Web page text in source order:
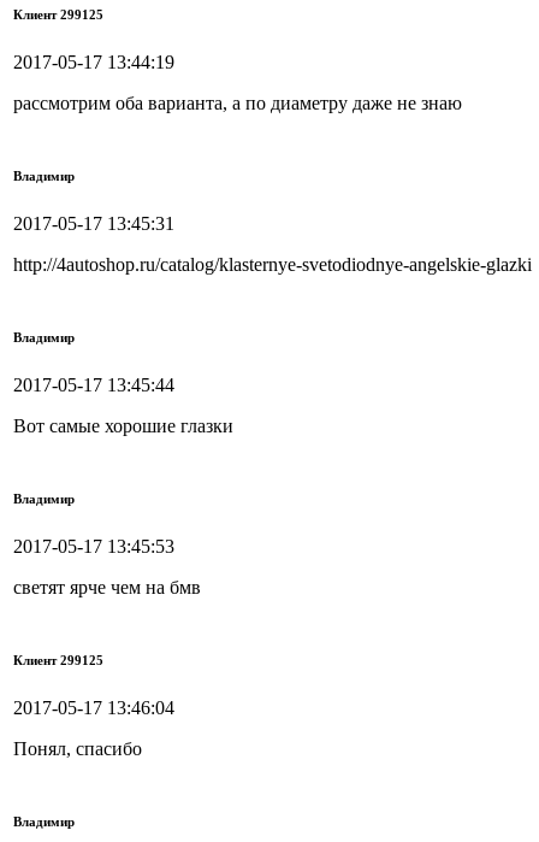
Клиент 299125
2017-05-17 13:44:19
рассмотрим оба варианта, а по диаметру даже не знаю
Владимир
2017-05-17 13:45:31
http://4autoshop.ru/catalog/klasternye-svetodiodnye-angelskie-glazki
Владимир
2017-05-17 13:45:44
Вот самые хорошие глазки
Владимир
2017-05-17 13:45:53
светят ярче чем на бмв
Клиент 299125
2017-05-17 13:46:04
Понял, спасибо
Владимир